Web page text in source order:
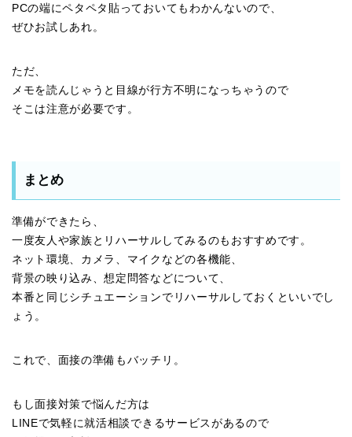
PCの端にペタペタ貼っておいてもわかんないので、
ぜひお試しあれ。
ただ、
メモを読んじゃうと目線が行方不明になっちゃうので
そこは注意が必要です。
まとめ
準備ができたら、
一度友人や家族とリハーサルしてみるのもおすすめです。
ネット環境、カメラ、マイクなどの各機能、
背景の映り込み、想定問答などについて、
本番と同じシチュエーションでリハーサルしておくといいでし
ょう。
これで、面接の準備もバッチリ。
もし面接対策で悩んだ方は
LINEで気軽に就活相談できるサービスがあるので